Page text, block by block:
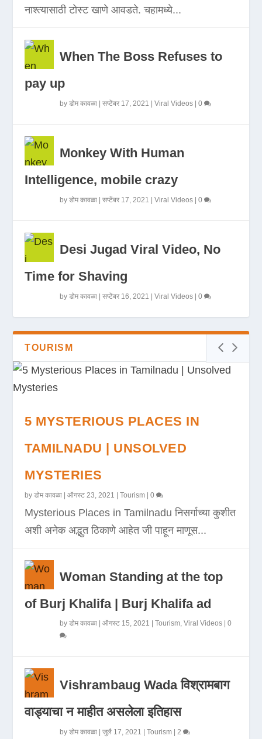
नाश्त्यासाठी टोस्ट खाणे आवडते. चहामध्ये...
When The Boss Refuses to
pay up
byडोम कावळा |सप्टेंबर 17, 2021 |Viral Videos |0
Monkey With Human
Intelligence, mobile crazy
byडोम कावळा |सप्टेंबर 17, 2021 |Viral Videos |0
Desi Jugad Viral Video, No
Time for Shaving
byडोम कावळा |सप्टेंबर 16, 2021 |Viral Videos |0
TOURISM
5 MYSTERIOUS PLACES IN
TAMILNADU | UNSOLVED
MYSTERIES
byडोम कावळा |ऑगस्ट 23, 2021 |Tourism |0
Mysterious Places in Tamilnadu निसर्गाच्या कुशीत
अशी अनेक अद्भुत ठिकाणे आहेत जी पाहून माणूस...
Woman Standing at the top
of Burj Khalifa | Burj Khalifa ad
byडोम कावळा |ऑगस्ट 15, 2021 |Tourism ,Viral Videos |0
Vishrambaug Wada विश्रामबाग
वाड्याचा न माहीत असलेला इतिहास
byडोम कावळा |जुलै 17, 2021 |Tourism | 2